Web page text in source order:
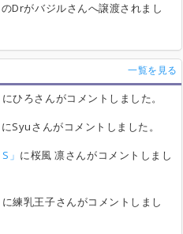
のDrがバジルさんへ譲渡されまし
一覧を見る
にひろさんがコメントしました。
にSyuさんがコメントしました。
」 に桜風 凛さんがコメントしまし
に練乳王子さんがコメントしまし